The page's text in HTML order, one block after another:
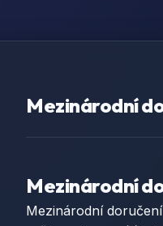
Mezinárodní
Mezinárodní
Mezinárodní